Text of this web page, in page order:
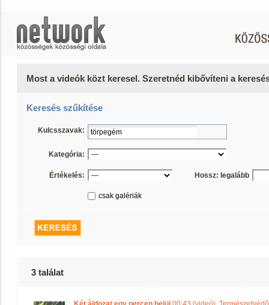
Most a videók közt keresel. Szeretnéd kibővíteni a
Keresés szűkítése
Kulcsszavak:
Kategória:
Értékelés: Hossz: legalább
csak galériák
3 találat